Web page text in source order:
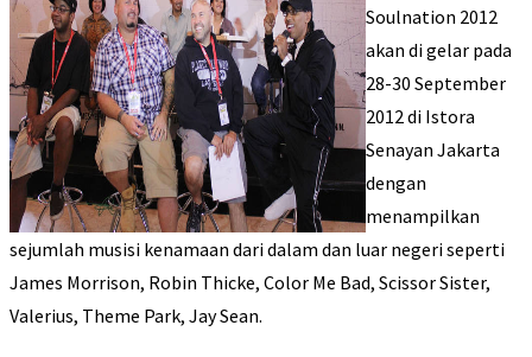
Soulnation 2012
akan di gelar pada
28-30 September
2012 di Istora
Senayan Jakarta
dengan
menampilkan
sejumlah musisi kenamaan dari dalam dan luar negeri seperti
James Morrison, Robin Thicke, Color Me Bad, Scissor Sister,
Valerius, Theme Park, Jay Sean.